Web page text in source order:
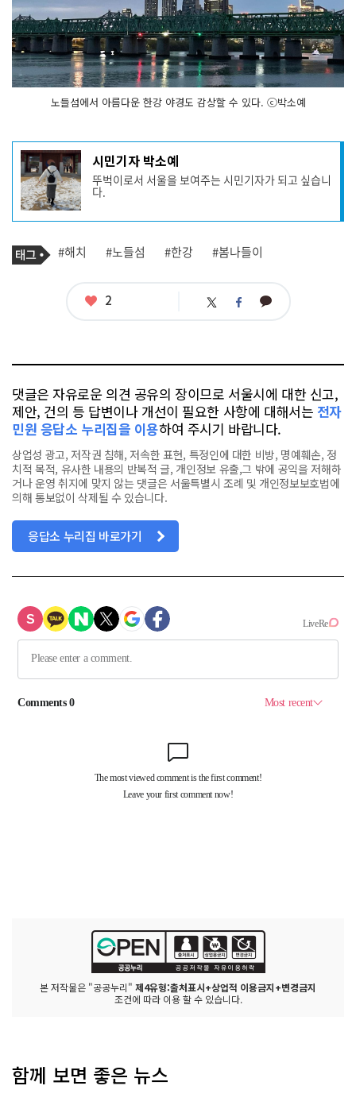
노들섬에서 아름다운 한강 야경도 감상할 수 있다. ⓒ박소예
기
사
작
성
자
프
필
시민기자 박소예
뚜벅이로서 서울을 보여주는 시민기자가 되고 싶습니
다.
기
사
태
그
#해치 #노들섬 #한강 #봄나들이
좋
2 트 페 카
댓글은 자유로운 의견 공유의 장이므로 서울시에 대한 신고,
제안, 건의 등 답변이나 개선이 필요한 사항에 대해서는 전자
민원 응답소 누리집을 이용하여 주시기 바랍니다.
상업성 광고, 저작권 침해, 저속한 표현, 특정인에 대한 비방, 명예훼손, 정
치적 목적, 유사한 내용의 반복적 글, 개인정보 유출,그 밖에 공익을 저해하
거나 운영 취지에 맞지 않는 댓글은 서울특별시 조례 및 개인정보보호법에
의해 통보없이 삭제될 수 있습니다.
응답소 누리집 바로가기
본 저작물은 "공공누리" 제4유형:출처표시+상업적 이용금지+변경금지
조건에 따라 이용 할 수 있습니다.
함께 보면 좋은 뉴스